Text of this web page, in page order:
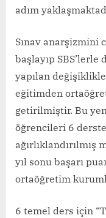
adım
Sınav anarşizmini
başlayıp
yapılan değişiklikle
eğitimden
getirilmiştir. Bu
öğrencileri 6
ağırlıklandırılmış
yıl sonu başarı
ortaöğretim
6 temel ders için